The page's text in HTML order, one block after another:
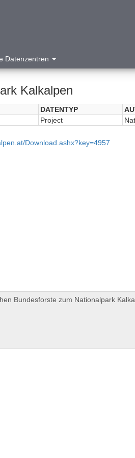
Datenzentren
Kalkalpen
DATENTYP
Project
Download.ashx?key=4957